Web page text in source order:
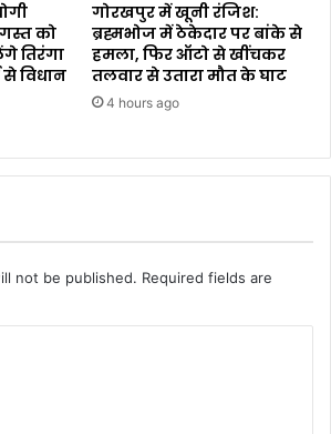
को
तिरंगा
से विधान
गोरखपुर में खूनी रंजिश:
ब्रह्मभोज में ठेकेदार पर बांके से
हमला, फिर ऑटो से खींचकर
तलवार से उतारा मौत के घाट
4 hours ago
not be published. Required fields are